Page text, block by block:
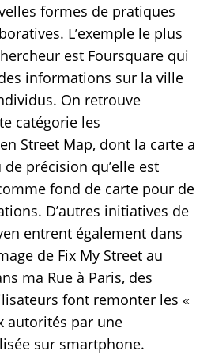
formes de pratiques
L’exemple le plus
est Foursquare qui
informations sur la ville
On retrouve
catégorie les
Street Map, dont la carte a
précision qu’elle est
fond de carte pour de
D’autres initiatives de
entrent également dans
de Fix My Street au
ma Rue à Paris, des
font remonter les «
autorités par une
sur smartphone.